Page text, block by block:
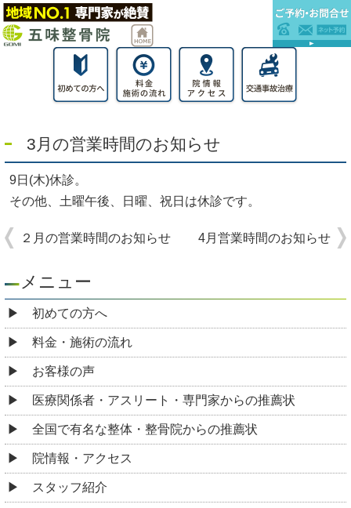
3月の営業時間のお知らせ
9日(木)休診。
その他、土曜午後、日曜、祝日は休診です。
２月の営業時間のお知らせ 4月営業時間のお知らせ
メニュー
初めての方へ
料金・施術の流れ
お客様の声
医療関係者・アスリート・専門家からの推薦状
全国で有名な整体・整骨院からの推薦状
院情報・アクセス
スタッフ紹介